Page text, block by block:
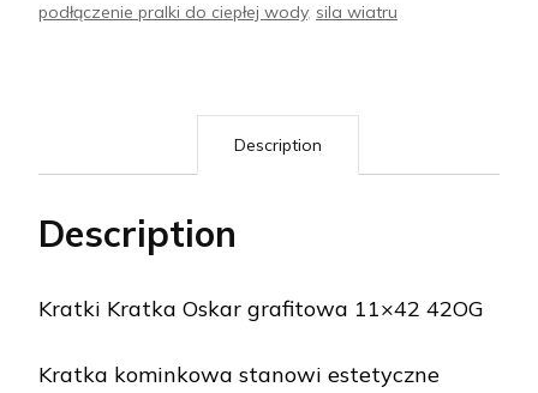
podłączenie pralki do ciepłej wody, sila wiatru
Description
Description
Kratki Kratka Oskar grafitowa 11×42 42OG
Kratka kominkowa stanowi estetyczne